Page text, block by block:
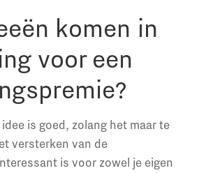
komen in
voor een
is goed, zolang het maar te
versterken van de
is voor zowel je eigen